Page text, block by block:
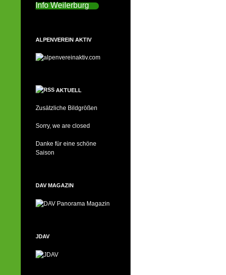
Info Weilerburg
ALPENVEREIN AKTIV
AKTUELL
Zusätzliche Bildgrößen
Sorry, we are closed
Danke für eine schöne
Saison
DAV MAGAZIN
JDAV